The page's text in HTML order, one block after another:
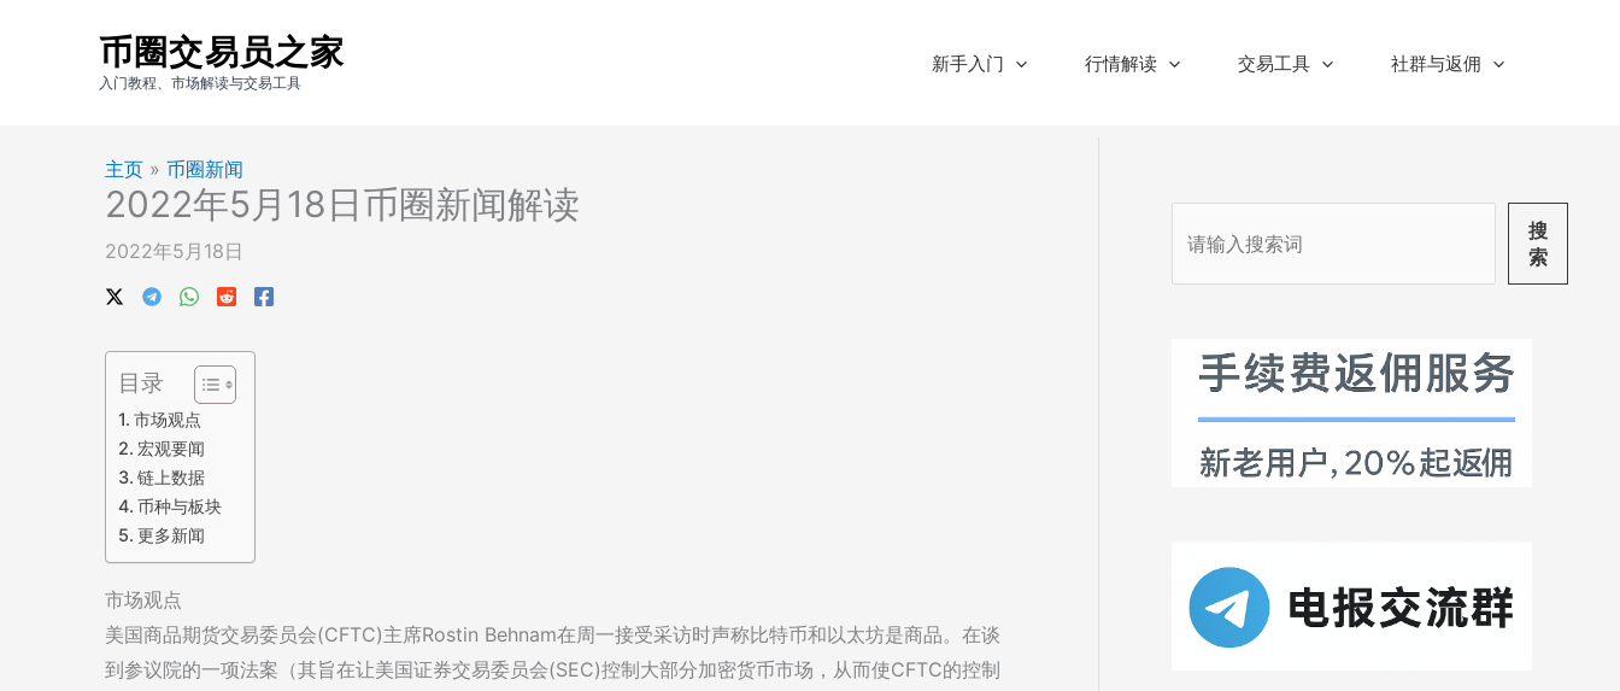
币圈交易员之家
入门教程、市场解读与交易工具
新手入门 行情解读 交易工具 社群与返佣
主页 » 币圈新闻
2022年5月18日币圈新闻解读
2022年5月18日
目录
市场观点
宏观要闻
链上数据
币种与板块
更多新闻
市场观点
美国商品期货交易委员会(CFTC)主席Rostin Behnam在周一接受采访时声称比特币和以太坊是商品。在谈
到参议院的一项法案（其旨在让美国证券交易委员会(SEC)控制大部分加密货币市场，从而使CFTC的控制
搜
索